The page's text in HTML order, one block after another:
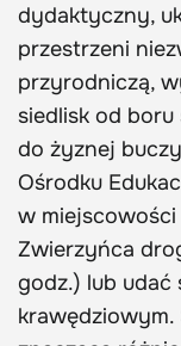
dydaktyczny,
przestrzeni
przyrodniczą,
siedlisk od
do żyznej
Ośrodku
w
Zwierzyńca
godz.) lub udać
krawędziowym.